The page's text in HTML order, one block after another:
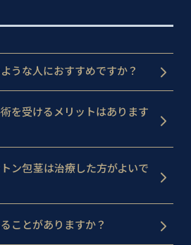
うな人におすすめですか？
を受けるメリットはあります
ン包茎は治療した方がよいで
ことがありますか？